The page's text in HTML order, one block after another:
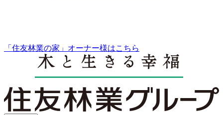
「住友林業の家」オーナー様はこちら